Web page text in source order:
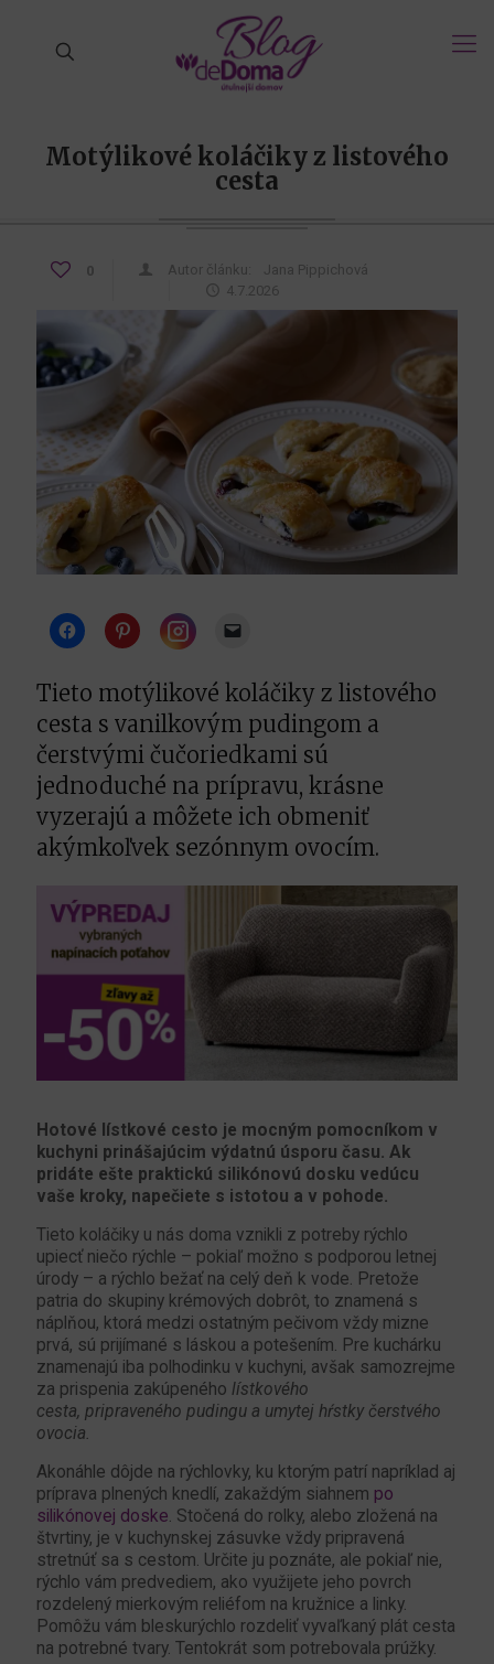
Motýlikové koláčiky z listového
cesta
0 Autor článku:
Jana Pippichová
4.7.2026
Instagram
Tieto motýlikové koláčiky z listového
cesta s vanilkovým pudingom a
čerstvými čučoriedkami sú
jednoduché na prípravu, krásne
vyzerajú a môžete ich obmeniť
akýmkoľvek sezónnym ovocím.
Hotové lístkové cesto je mocným pomocníkom v
kuchyni prinášajúcim výdatnú úsporu času. Ak
pridáte ešte praktickú silikónovú dosku vedúcu
vaše kroky, napečiete s istotou a v pohode.
Tieto koláčiky u nás doma vznikli z potreby rýchlo
upiecť niečo rýchle – pokiaľ možno s podporou letnej
úrody – a rýchlo bežať na celý deň k vode. Pretože
patria do skupiny krémových dobrôt, to znamená s
náplňou, ktorá medzi ostatným pečivom vždy mizne
prvá, sú prijímané s láskou a potešením. Pre kuchárku
znamenajú iba polhodinku v kuchyni, avšak samozrejme
za prispenia zakúpeného lístkového
cesta, pripraveného pudingu a umytej hŕstky čerstvého
ovocia.
Akonáhle dôjde na rýchlovky, ku ktorým patrí napríklad aj
príprava plnených knedlí, zakaždým siahnem po
silikónovej doske. Stočená do rolky, alebo zložená na
štvrtiny, je v kuchynskej zásuvke vždy pripravená
stretnúť sa s cestom. Určite ju poznáte, ale pokiaľ nie,
rýchlo vám predvediem, ako využijete jeho povrch
rozdelený mierkovým reliéfom na kružnice a linky.
Pomôžu vám bleskurýchlo rozdeliť vyvaľkaný plát cesta
na potrebné tvary. Tentokrát som potrebovala prúžky.